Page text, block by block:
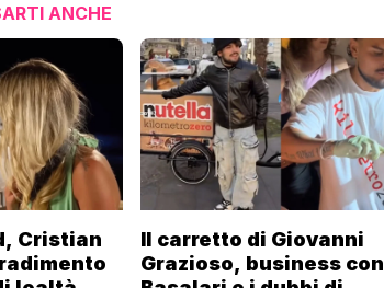
ANCHE
Cristian
Il carretto di Giovanni
Grazioso, business con